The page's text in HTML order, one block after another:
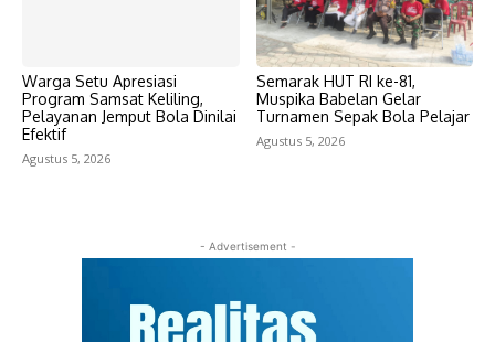
Warga Setu Apresiasi
Program Samsat Keliling,
Pelayanan Jemput Bola Dinilai
Efektif
Agustus 5, 2026
Semarak HUT RI ke-81,
Muspika Babelan Gelar
Turnamen Sepak Bola Pelajar
Agustus 5, 2026
- Advertisement -